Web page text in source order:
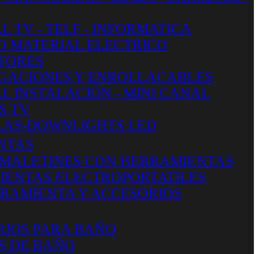
TV - TELF - INFORMATICA
MATERIAL ELECTRICO
Y ENROLLACABLES
INSTALACIÓN - MINI CANAL
TV
DOWNLIGHTS LED
CON HERRAMIENTAS
ELECTROPORTATILES
Y ACCESORIOS
PARA BAÑO
DE BAÑO